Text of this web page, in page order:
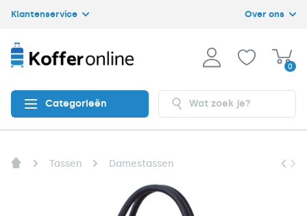
Klantenservice Over ons
0
Categorieën
Tassen Damestassen